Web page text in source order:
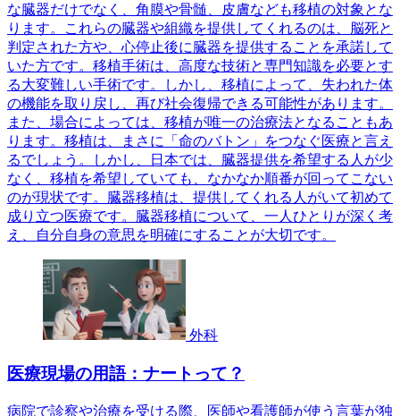
な臓器だけでなく、角膜や骨髄、皮膚なども移植の対象とな
ります。これらの臓器や組織を提供してくれるのは、脳死と
判定された方や、心停止後に臓器を提供することを承諾して
いた方です。移植手術は、高度な技術と専門知識を必要とす
る大変難しい手術です。しかし、移植によって、失われた体
の機能を取り戻し、再び社会復帰できる可能性があります。
また、場合によっては、移植が唯一の治療法となることもあ
ります。移植は、まさに「命のバトン」をつなぐ医療と言え
るでしょう。しかし、日本では、臓器提供を希望する人が少
なく、移植を希望していても、なかなか順番が回ってこない
のが現状です。臓器移植は、提供してくれる人がいて初めて
成り立つ医療です。臓器移植について、一人ひとりが深く考
え、自分自身の意思を明確にすることが大切です。
外科
医療現場の用語：ナートって？
病院で診察や治療を受ける際、医師や看護師が使う言葉が独